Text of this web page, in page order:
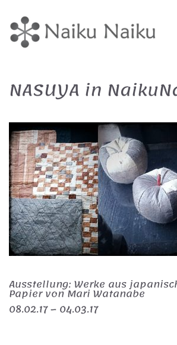
NASUYA in
Ausstellung: Werke aus
Papier von Mari Watanabe
08.02.17 – 04.03.17